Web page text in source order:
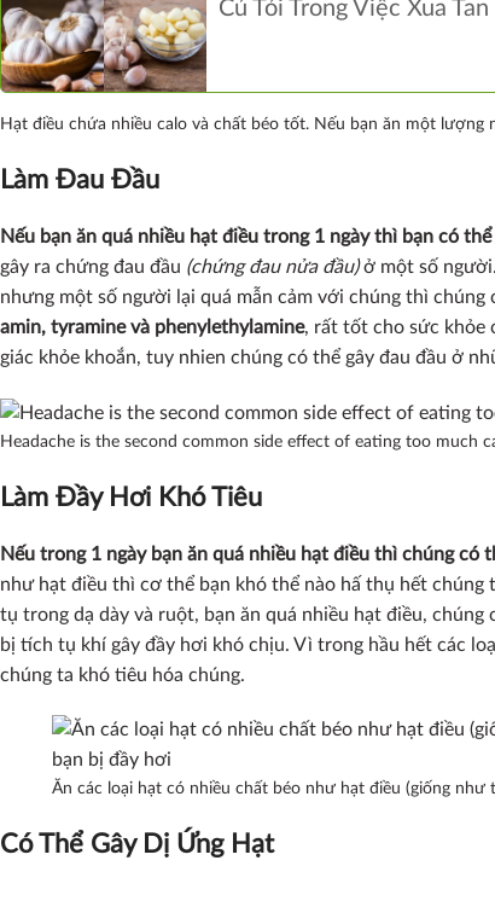
Củ Tỏi Trong Việc Xua
Hạt điều chứa nhiều calo và chất béo tốt. Nếu bạn ăn một
Làm Đau Đầu
Nếu bạn ăn quá nhiều hạt điều trong 1 ngày thì bạn có
gây ra chứng đau đầu (chứng đau nửa đầu)ở một số
nhưng một số người lại quá mẫn cảm với chúng thì
amin, tyramine và phenylethylamine, rất tốt cho sức khỏe
giác khỏe khoắn, tuy nhien chúng có thể gây đau đầu ở
Headache is the second common side effect of eating too much
Làm Đầy Hơi Khó Tiêu
Nếu trong 1 ngày bạn ăn quá nhiều hạt điều thì chúng có
như hạt điều thì cơ thể bạn khó thể nào hấ thụ hết
tụ trong dạ dày và ruột, bạn ăn quá nhiều hạt điều,
bị tích tụ khí gây đầy hơi khó chịu. Vì trong hầu hết các
chúng ta khó tiêu hóa chúng.
Ăn các loại hạt có nhiều chất béo như hạt điều (giống
Có Thể Gây Dị Ứng Hạt